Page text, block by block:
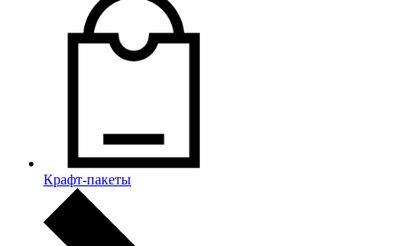
Крафт-пакеты